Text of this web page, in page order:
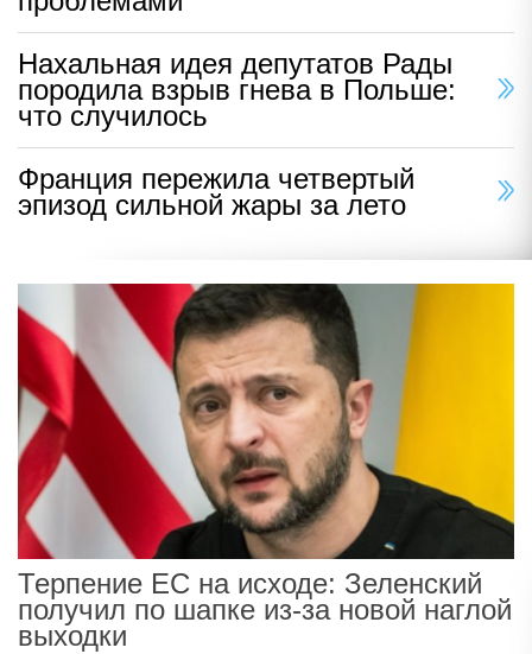
Нахальная идея депутатов Рады
породила взрыв гнева в Польше:
что случилось
Франция пережила четвертый
эпизод сильной жары за лето
Терпение ЕС на исходе: Зеленский
получил по шапке из-за новой наглой
выходки